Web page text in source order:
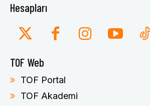
Hesapları
TOF Web
TOF Portal
TOF Akademi